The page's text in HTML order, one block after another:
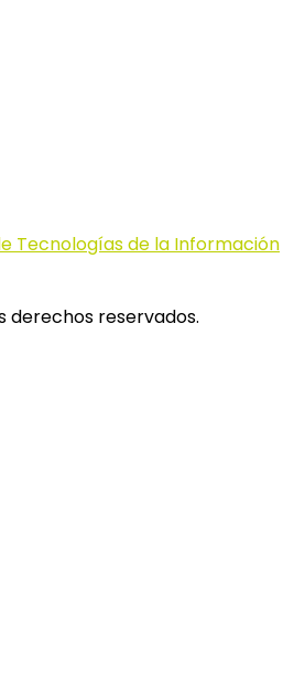
derechos reservados.